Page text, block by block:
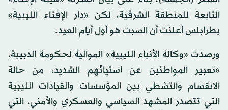
التابعة للمنطقة الشرقية، لكن «دار الإفتاء الليبية»
بطرابلس أعلنت أن السبت هو أول أيام العيد.
ورصدت «وكالة الأنباء الليبية» الموالية لحكومة الدبيبة،
«تعبير المواطنين عن استيائهم الشديد، من حالة
الانقسام والتشظي بين المؤسسات والقيادات الليبية
التي تتصدر المشهد السياسي والعسكري والأمني، التي